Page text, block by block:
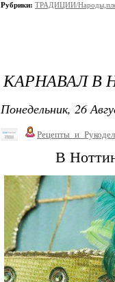
Рубрики: ТРАДИЦИИ/
КАРНАВАЛ В
Понедельник, 26
В